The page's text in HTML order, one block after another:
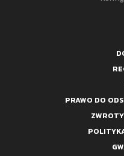
PRAWO DO